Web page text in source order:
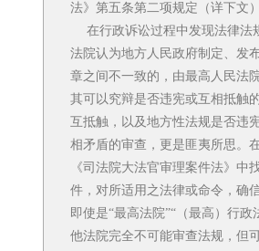
法》第五条第二项规定（详下文
在行政诉讼过程中发现法律法
法院认为地方人民政府制定、发
章之间不一致的，由最高人民法
其可以究辩是否违宪或互相抵触
互抵触，以及地方性法规是否违
相矛盾的审查，更是匪夷所思。
《司法院大法官审理案件法》
件，对所适用之法律或命令，确
即使是“最高法院”“（最高）行
他法院完全不可能审查法规，但